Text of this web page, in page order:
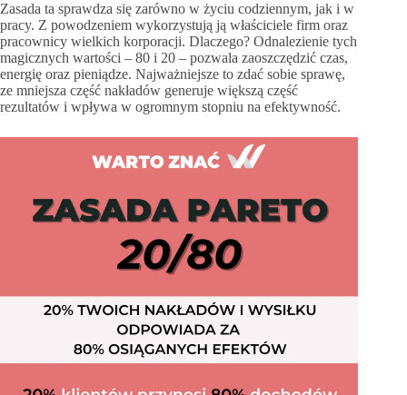
Zasada ta sprawdza się zarówno w życiu codziennym, jak i w
pracy. Z powodzeniem wykorzystują ją właściciele firm oraz
pracownicy wielkich korporacji. Dlaczego? Odnalezienie tych
magicznych wartości – 80 i 20 – pozwala zaoszczędzić czas,
energię oraz pieniądze. Najważniejsze to zdać sobie sprawę,
ze mniejsza część nakładów generuje większą część
rezultatów i wpływa w ogromnym stopniu na efektywność.